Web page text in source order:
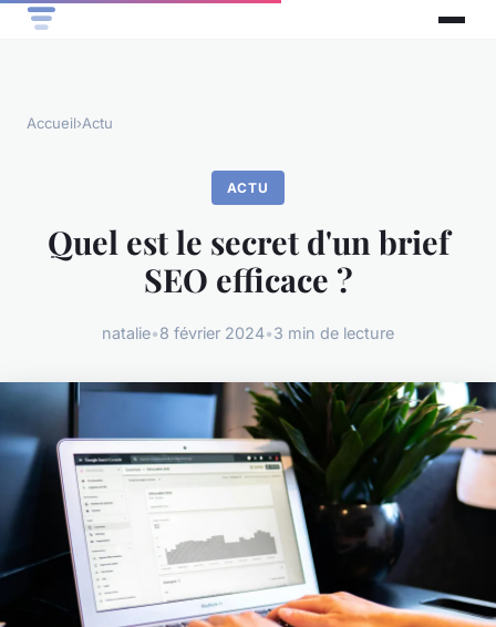
Accueil›Actu
ACTU
Quel est le secret d'un brief
SEO efficace ?
natalie•8 février 2024•3 min de lecture